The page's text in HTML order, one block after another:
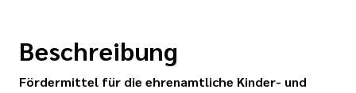
Beschreibung
Fördermittel für die ehrenamtliche Kinder- und